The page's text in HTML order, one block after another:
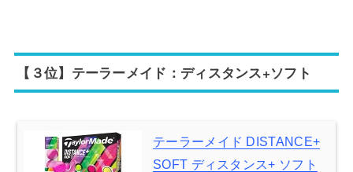
【３位】テーラーメイド：ディスタンス+ソフト
テーラーメイド DISTANCE+
SOFT ディスタンス+ ソフト